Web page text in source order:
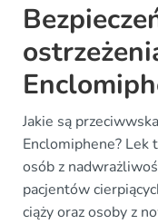
Jakie są
Enclomiphene? Lek
osób z
pacjentów
ciąży oraz osoby z